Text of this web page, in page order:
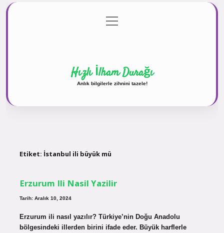
Gizlilik Politikası
menüyü
aç
Hızlı İlham Durağı
Anlık bilgilerle zihnini tazele!
Etiket: İstanbul ili büyük mü
Erzurum Ili Nasil Yazilir
Tarih: Aralık 10, 2024
Erzurum ili nasıl yazılır? Türkiye’nin Doğu Anadolu
bölgesindeki illerden birini ifade eder. Büyük harflerle